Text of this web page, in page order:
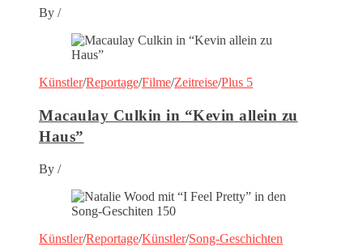
By /
Künstler/Reportage/Filme/Zeitreise/Plus 5
Macaulay Culkin in “Kevin allein zu
Haus”
By /
Künstler/Reportage/Künstler/Song-Geschichten